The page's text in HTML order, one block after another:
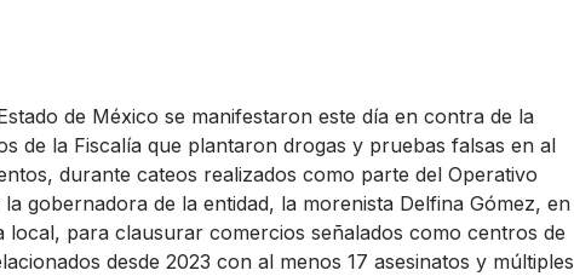
de México se manifestaron este día en contra de la
de la Fiscalía que plantaron drogas y pruebas falsas en al
durante cateos realizados como parte del Operativo
gobernadora de la entidad, la morenista Delfina Gómez, en
local, para clausurar comercios señalados como centros de
desde 2023 con al menos 17 asesinatos y múltiples